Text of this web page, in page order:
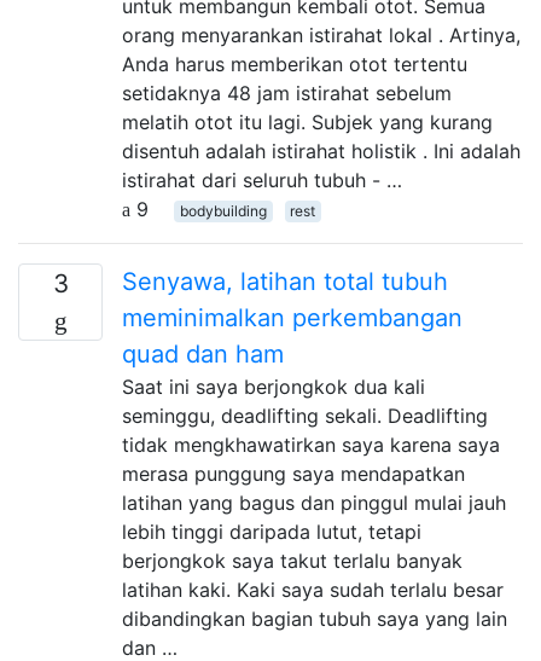
untuk membangun kembali otot. Semua
orang menyarankan istirahat lokal . Artinya,
Anda harus memberikan otot tertentu
setidaknya 48 jam istirahat sebelum
melatih otot itu lagi. Subjek yang kurang
disentuh adalah istirahat holistik . Ini adalah
istirahat dari seluruh tubuh - …
9
bodybuilding rest
3
Senyawa, latihan total tubuh
meminimalkan perkembangan
quad dan ham
Saat ini saya berjongkok dua kali
seminggu, deadlifting sekali. Deadlifting
tidak mengkhawatirkan saya karena saya
merasa punggung saya mendapatkan
latihan yang bagus dan pinggul mulai jauh
lebih tinggi daripada lutut, tetapi
berjongkok saya takut terlalu banyak
latihan kaki. Kaki saya sudah terlalu besar
dibandingkan bagian tubuh saya yang lain
dan …